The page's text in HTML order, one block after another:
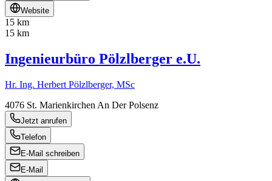
Website
15 km
15 km
Ingenieurbüro Pölzlberger e.U.
Hr. Ing. Herbert Pölzlberger, MSc
4076 St. Marienkirchen An Der Polsenz
Jetzt anrufen
Telefon
E-Mail schreiben
E-Mail